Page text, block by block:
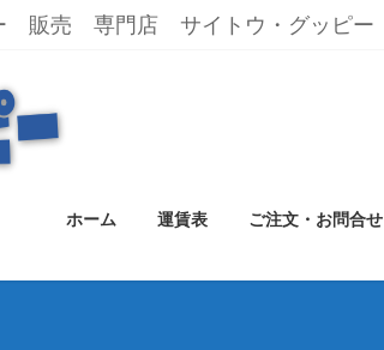
販売 専門店 サイトウ・グッピー
ホーム 運賃表 ご注文・お問合せ